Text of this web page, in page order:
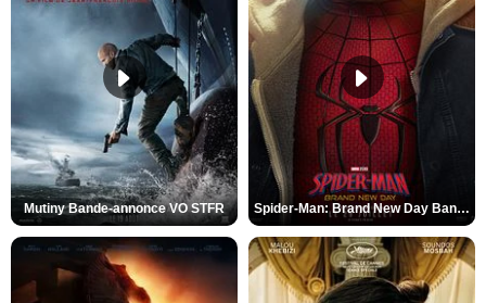
Mutiny Bande-annonce VO STFR Spider-Man: Brand New Day Bande-annonce VO STFR